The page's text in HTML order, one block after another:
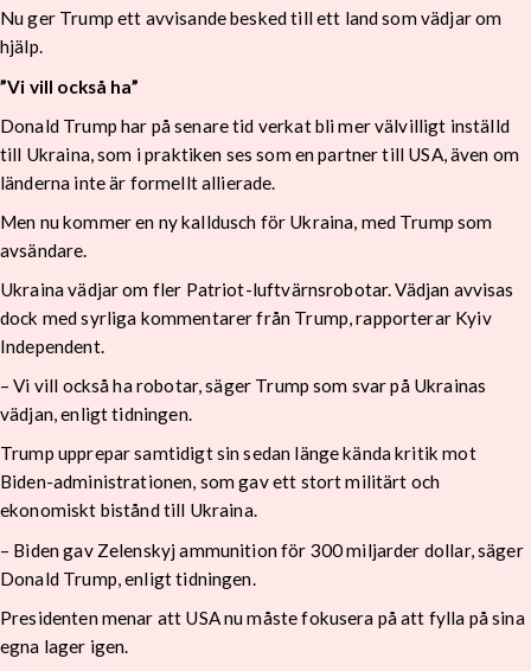
Nu ger Trump ett avvisande besked till ett land som vädjar om
hjälp.
”Vi vill också ha”
Donald Trump har på senare tid verkat bli mer välvilligt inställd
till Ukraina, som i praktiken ses som en partner till USA, även om
länderna inte är formellt allierade.
Men nu kommer en ny kalldusch för Ukraina, med Trump som
avsändare.
Ukraina vädjar om fler Patriot-luftvärnsrobotar. Vädjan avvisas
dock med syrliga kommentarer från Trump, rapporterar Kyiv
Independent.
– Vi vill också ha robotar, säger Trump som svar på Ukrainas
vädjan, enligt tidningen.
Trump upprepar samtidigt sin sedan länge kända kritik mot
Biden-administrationen, som gav ett stort militärt och
ekonomiskt bistånd till Ukraina.
– Biden gav Zelenskyj ammunition för 300 miljarder dollar, säger
Donald Trump, enligt tidningen.
Presidenten menar att USA nu måste fokusera på att fylla på sina
egna lager igen.